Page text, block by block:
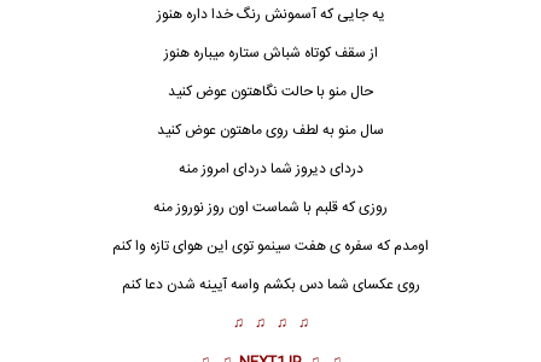
یه جایی که آسمونش رنگ خدا داره هنوز
از سقف کوتاه شباش ستاره میباره هنوز
حال منو با حالت نگاهتون عوض کنید
سال منو به لطف روی ماهتون عوض کنید
دردای دیروز شما دردای امروز منه
روزی که قلبم با شماست اون روز نوروز منه
اومدم که سفره ی هفت سینمو توی این هوای تازه وا کنم
روی عکسای شما دس بکشم واسه آیینه شدن دعا کنم
♫ ♫ ♫ ♫